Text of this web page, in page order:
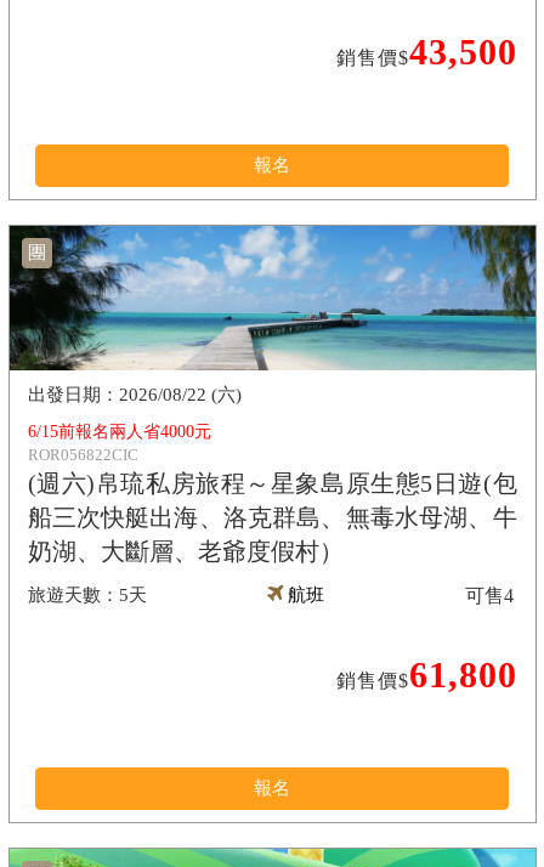
銷售價$43,500
報名
團
6/15前報名兩人省4000元
ROR056822CIC
(週六)帛琉私房旅程～星象島原生態5日遊(包
船三次快艇出海、洛克群島、無毒水母湖、牛
奶湖、大斷層、老爺度假村）
5天
2026/08/22 (六)
航班
銷售價$61,800
可售4
報名